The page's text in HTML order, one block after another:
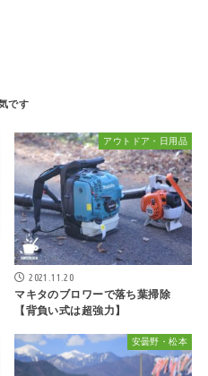
アウトドア・日用品
2021.11.20
マキタのブロワーで落ち葉掃除
【背負い式は超強力】
安曇野・松本